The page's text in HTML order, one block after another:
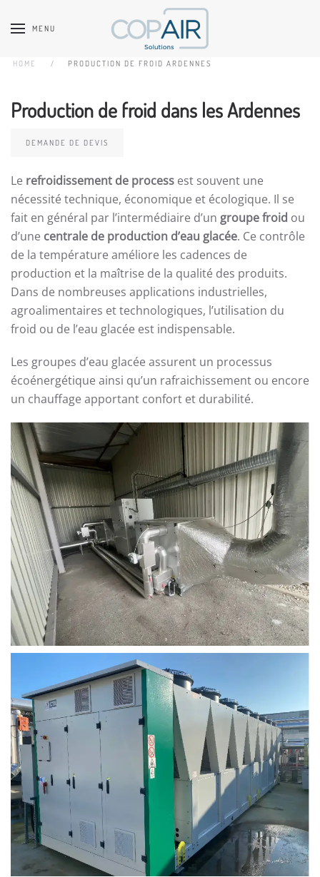
Accéder au contenu principal
MENU
HOME PRODUCTION DE FROID ARDENNES
Production de froid dans les Ardennes
DEMANDE DE DEVIS
Le refroidissement de process est souvent une
nécessité technique, économique et écologique. Il se
fait en général par l’intermédiaire d’un groupe froid ou
d’une centrale de production d’eau glacée. Ce contrôle
de la température améliore les cadences de
production et la maîtrise de la qualité des produits.
Dans de nombreuses applications industrielles,
agroalimentaires et technologiques, l’utilisation du
froid ou de l’eau glacée est indispensable.
Les groupes d’eau glacée assurent un processus
écoénergétique ainsi qu’un rafraichissement ou encore
un chauffage apportant confort et durabilité.